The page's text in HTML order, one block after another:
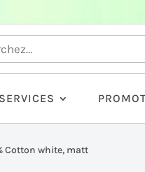
SERVICES
Cotton white, matt